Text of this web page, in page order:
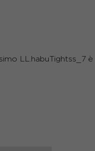
LL.habuTightss_7